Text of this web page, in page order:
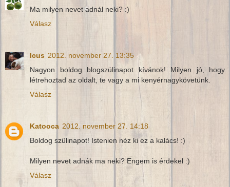
Ma milyen nevet adnál neki? :)
Válasz
Icus 2012. november 27. 13:35
Nagyon boldog blogszülinapot kívánok! Milyen jó, hogy
létrehoztad az oldalt, te vagy a mi kenyérnagykövetünk.
Válasz
Katooca 2012. november 27. 14:18
Boldog szülinapot! Istenien néz ki ez a kalács! :)
Milyen nevet adnák ma neki? Engem is érdekel :)
Válasz